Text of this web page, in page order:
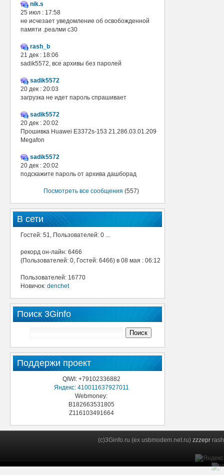
nik.s
25 июл : 17:58
не исчезает уведомление об освобожденной
памяти .реалми с30
rash_b
21 дек : 18:06
sadik5572, все архивы без паролей
sadik5572
20 дек : 20:03
загрузка не идет пароль спрашивает
sadik5572
20 дек : 20:02
Прошивка Huawei E3372s-153 21.286.03.01.209
Megafon
sadik5572
20 дек : 20:02
подскажите пароль от архива дашборад
Посмотреть все сообщения (557)
В сети
Гостей: 51, Пользователей: 0 ...
рекорд он-лайн: 6466
(Пользователей: 0, Гостей: 6466) в 08 мая : 06:12
Пользователей: 16770
Новичок: denchet
Поиск 3Ginfo
Поддержи проект
QIWI: +79102336882
Яндекс: 410011637927011
Webmoney:
B182663531805
Z116103491664
(c)3Ginfo.ru (ex usbmodem.net.ru) zzzepr